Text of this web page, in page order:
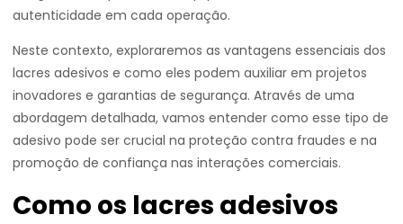
autenticidade em cada operação.
Neste contexto, exploraremos as vantagens essenciais dos
lacres adesivos e como eles podem auxiliar em projetos
inovadores e garantias de segurança. Através de uma
abordagem detalhada, vamos entender como esse tipo de
adesivo pode ser crucial na proteção contra fraudes e na
promoção de confiança nas interações comerciais.
Como os lacres adesivos